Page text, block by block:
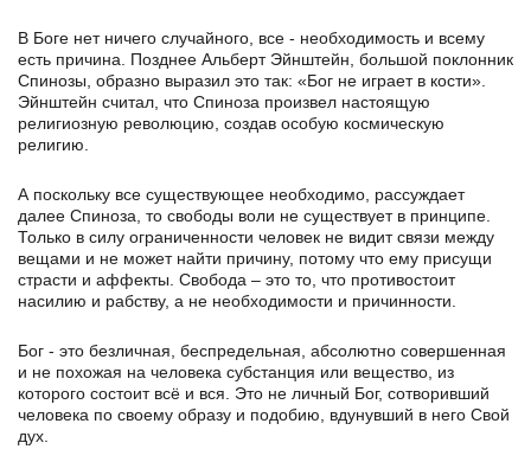
В Боге нет ничего случайного, все - необходимость и всему
есть причина. Позднее Альберт Эйнштейн, большой поклонник
Спинозы, образно выразил это так: «Бог не играет в кости».
Эйнштейн считал, что Спиноза произвел настоящую
религиозную революцию, создав особую космическую
религию.
А поскольку все существующее необходимо, рассуждает
далее Спиноза, то свободы воли не существует в принципе.
Только в силу ограниченности человек не видит связи между
вещами и не может найти причину, потому что ему присущи
страсти и аффекты. Свобода – это то, что противостоит
насилию и рабству, а не необходимости и причинности.
Бог - это безличная, беспредельная, абсолютно совершенная
и не похожая на человека субстанция или вещество, из
которого состоит всё и вся. Это не личный Бог, сотворивший
человека по своему образу и подобию, вдунувший в него Свой
дух.